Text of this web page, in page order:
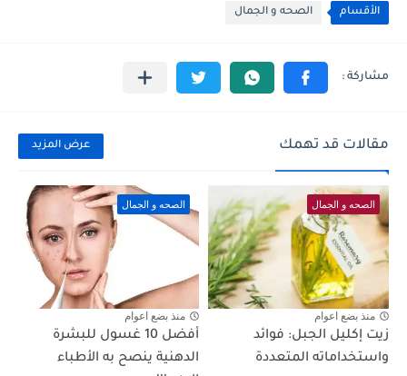
الأقسام الصحه و الجمال
مقالات قد تهمك عرض المزيد
الصحه و الجمال
منذ بضع اعوام
زيت إكليل الجبل: فوائد
واستخداماته المتعددة
الصحه و الجمال
منذ بضع اعوام
أفضل 10 غسول للبشرة
الدهنية ينصح به الأطباء